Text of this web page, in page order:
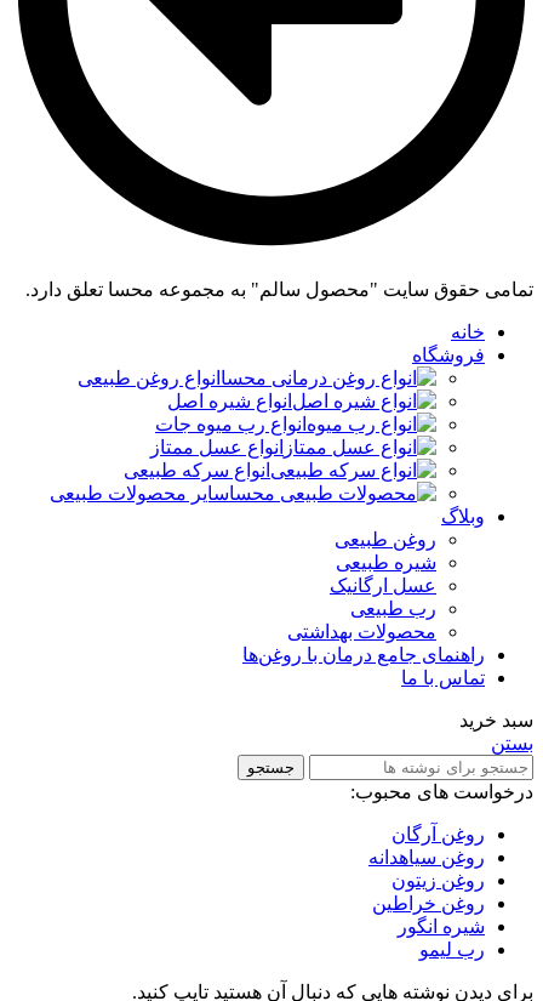
تمامی حقوق سایت "محصول سالم" به مجموعه محسا تعلق دارد.
خانه
فروشگاه
انواع روغن طبیعی
انواع شیره اصل
انواع رب میوه جات
انواع عسل ممتاز
انواع سرکه طبیعی
سایر محصولات طبیعی
وبلاگ
روغن طبیعی
شیره طبیعی
عسل ارگانیک
رب طبیعی
محصولات بهداشتی
راهنمای جامع درمان با روغن‌ها
تماس با ما
سبد خرید
بستن
جستجو
درخواست های محبوب:
روغن آرگان
روغن سیاهدانه
روغن زیتون
روغن خراطین
شیره انگور
رب لیمو
برای دیدن نوشته هایی که دنبال آن هستید تایپ کنید.